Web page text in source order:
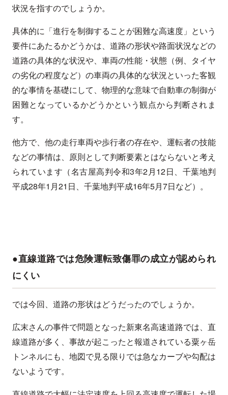
状況を指すのでしょうか。
具体的に「進行を制御することが困難な高速度」という
要件にあたるかどうかは、道路の形状や路面状況などの
道路の具体的な状況や、車両の性能・状態（例、タイヤ
の劣化の程度など）の車両の具体的な状況といった客観
的な事情を基礎にして、物理的な意味で自動車の制御が
困難となっているかどうかという観点から判断されま
す。
他方で、他の走行車両や歩行者の存在や、運転者の技能
などの事情は、原則として判断要素とはならないと考え
られています（名古屋高判令和3年2月12日、千葉地判
平成28年1月21日、千葉地判平成16年5月7日など）。
●直線道路では危険運転致傷罪の成立が認められ
にくい
では今回、道路の形状はどうだったのでしょうか。
広末さんの事件で問題となった新東名高速道路では、直
線道路が多く、事故が起こったと報道されている粟ヶ岳
トンネルにも、地図で見る限りでは急なカーブや勾配は
ないようです。